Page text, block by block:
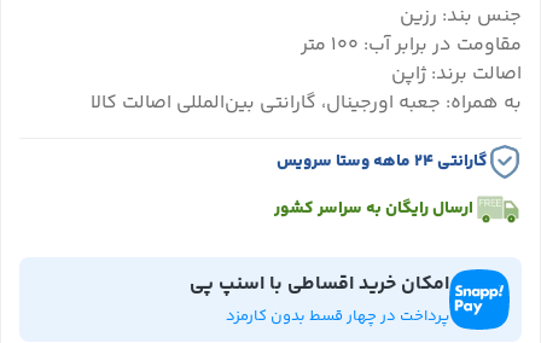
جنس بند: رزین
مقاومت در برابر آب: 100 متر
اصالت برند: ژاپن
به همراه: جعبه اورجینال، گارانتی بین‌المللی اصالت کالا
گارانتی ۲۴ ماهه وستا سرویس
ارسال رایگان به سراسر کشور
امکان خرید اقساطی با اسنپ پی
پرداخت در چهار قسط بدون کارمزد